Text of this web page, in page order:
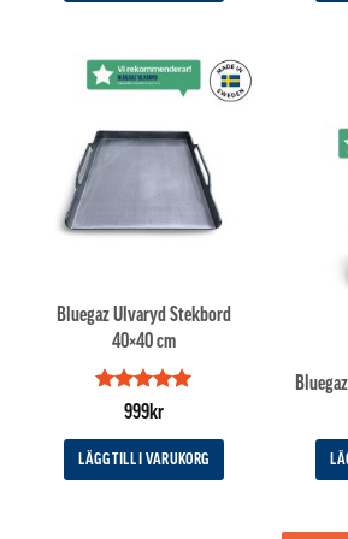
Bluegaz Ulvaryd Stekbord
40×40 cm
Betygsatt
999kr
LÄGG TILL I VARUKORG